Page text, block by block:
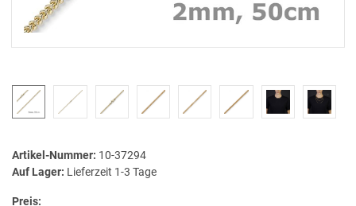
Artikel-Nummer: 10-37294
Auf Lager: Lieferzeit 1-3 Tage
Preis: